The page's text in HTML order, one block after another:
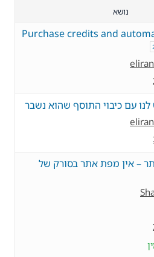
נושא
Purchase credits and
עם כיבוי התוסף שהוא נשבר
– אין מפת אתר בסורק של